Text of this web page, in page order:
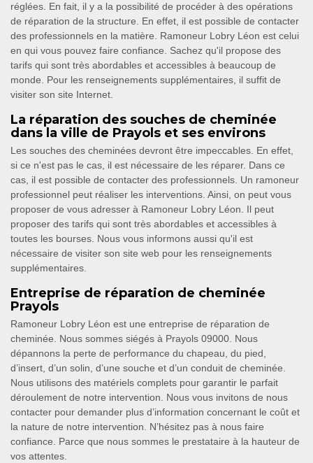
réglées. En fait, il y a la possibilité de procéder à des opérations
de réparation de la structure. En effet, il est possible de contacter
des professionnels en la matière. Ramoneur Lobry Léon est celui
en qui vous pouvez faire confiance. Sachez qu'il propose des
tarifs qui sont très abordables et accessibles à beaucoup de
monde. Pour les renseignements supplémentaires, il suffit de
visiter son site Internet.
La réparation des souches de cheminée
dans la ville de Prayols et ses environs
Les souches des cheminées devront être impeccables. En effet,
si ce n'est pas le cas, il est nécessaire de les réparer. Dans ce
cas, il est possible de contacter des professionnels. Un ramoneur
professionnel peut réaliser les interventions. Ainsi, on peut vous
proposer de vous adresser à Ramoneur Lobry Léon. Il peut
proposer des tarifs qui sont très abordables et accessibles à
toutes les bourses. Nous vous informons aussi qu'il est
nécessaire de visiter son site web pour les renseignements
supplémentaires.
Entreprise de réparation de cheminée
Prayols
Ramoneur Lobry Léon est une entreprise de réparation de
cheminée. Nous sommes siégés à Prayols 09000. Nous
dépannons la perte de performance du chapeau, du pied,
d’insert, d’un solin, d’une souche et d’un conduit de cheminée.
Nous utilisons des matériels complets pour garantir le parfait
déroulement de notre intervention. Nous vous invitons de nous
contacter pour demander plus d’information concernant le coût et
la nature de notre intervention. N’hésitez pas à nous faire
confiance. Parce que nous sommes le prestataire à la hauteur de
vos attentes.